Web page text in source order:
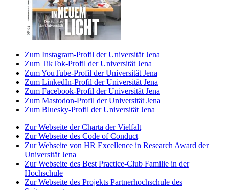
Zum Instagram-Profil der Universität Jena
Zum TikTok-Profil der Universität Jena
Zum YouTube-Profil der Universität Jena
Zum LinkedIn-Profil der Universität Jena
Zum Facebook-Profil der Universität Jena
Zum Mastodon-Profil der Universität Jena
Zum Bluesky-Profil der Universität Jena
Zur Webseite der Charta der Vielfalt
Zur Webseite des Code of Conduct
Zur Webseite von HR Excellence in Research Award der
Universität Jena
Zur Webseite des Best Practice-Club Familie in der
Hochschule
Zur Webseite des Projekts Partnerhochschule des